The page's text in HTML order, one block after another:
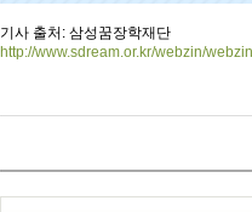
기사 출처: 삼성꿈장학재단
http://www.sdream.or.kr/webzin/